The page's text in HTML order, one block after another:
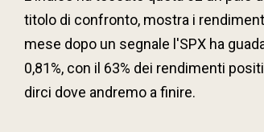
titolo di confronto, mostra i
mese dopo un segnale l'SPX ha
0,81%, con il 63% dei rendimenti
dirci dove andremo a finire.